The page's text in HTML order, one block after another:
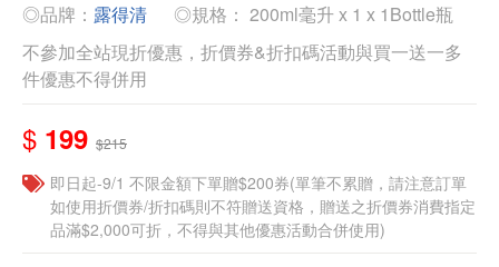
◎品牌： 露得清
◎規格： 200ml毫升 x 1 x 1Bottle瓶
不參加全站現折優惠，折價券&折扣碼活動與買一送一多
件優惠不得併用
$ 199 $215
即日起-9/1 不限金額下單贈$200券(單筆不累贈，請注意訂單
如使用折價券/折扣碼則不符贈送資格，贈送之折價券消費指定
品滿$2,000可折，不得與其他優惠活動合併使用)